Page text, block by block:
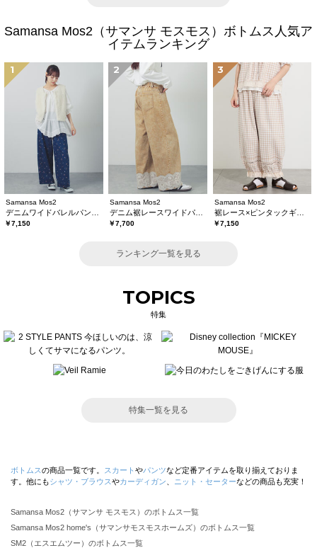
Samansa Mos2（サマンサ モスモス）ボトムス人気ア
イテムランキング
1
Samansa Mos2
￥7,150
2
Samansa Mos2
￥7,700
3
Samansa Mos2
裾レース×ピンタックギャザーパンツ《限定カラーあり》
￥7,150
ランキング一覧を見る
TOPICS
特集
特集一覧を見る
ボトムスの商品一覧です。 スカート やパンツなど定番アイテムを取り揃えておりま
す。他にもシャツ・ブラウスやカーディガン ニット・セーターなどの商品も充実！
Samansa Mos2（サマンサ モスモス）のボトムス一覧
Samansa Mos2 home's（サマンサモスモスホームズ）のボトムス一覧
SM2（エスエムツー）のボトムス一覧